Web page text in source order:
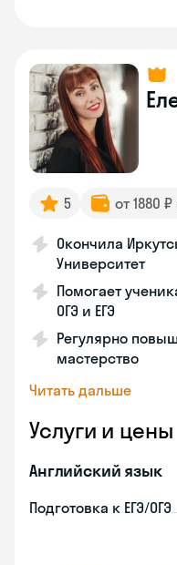
5 от 1880
Окончила
Университет
Помогает
ОГЭ и ЕГЭ
Регулярно
мастерство
Читать дальше
Услуги и цены
Английский язык
Подготовка к ЕГЭ/ОГЭ